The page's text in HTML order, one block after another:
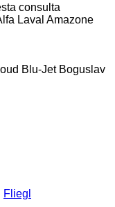
consulta
Laval Amazone
Blu-Jet Boguslav
Fliegl